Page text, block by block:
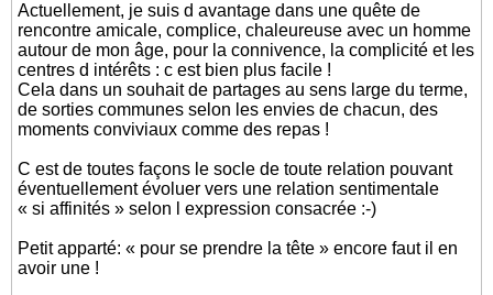
Actuellement, je suis d avantage dans une quête de
rencontre amicale, complice, chaleureuse avec un homme
autour de mon âge, pour la connivence, la complicité et les
centres d intérêts : c est bien plus facile !
Cela dans un souhait de partages au sens large du terme,
de sorties communes selon les envies de chacun, des
moments conviviaux comme des repas !
C est de toutes façons le socle de toute relation pouvant
éventuellement évoluer vers une relation sentimentale
« si affinités » selon l expression consacrée :-)
Petit apparté: « pour se prendre la tête » encore faut il en
avoir une !